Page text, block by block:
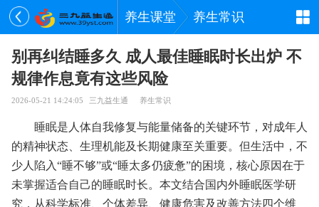
养生课堂 养生常识
别再纠结睡多久 成人最佳睡眠时长出炉 不
规律作息竟有这些风险
2026-05-21 14:24:05 三九益生通 养生常识
睡眠是人体自我修复与能量储备的关键环节，对成年人
的精神状态、生理机能及长期健康至关重要。但生活中，不
少人陷入“睡不够”或“睡太多仍疲惫”的困境，核心原因在于
未掌握适合自己的睡眠时长。本文结合国内外睡眠医学研
究，从科学标准、个体差异、健康危害及改善方法四个维